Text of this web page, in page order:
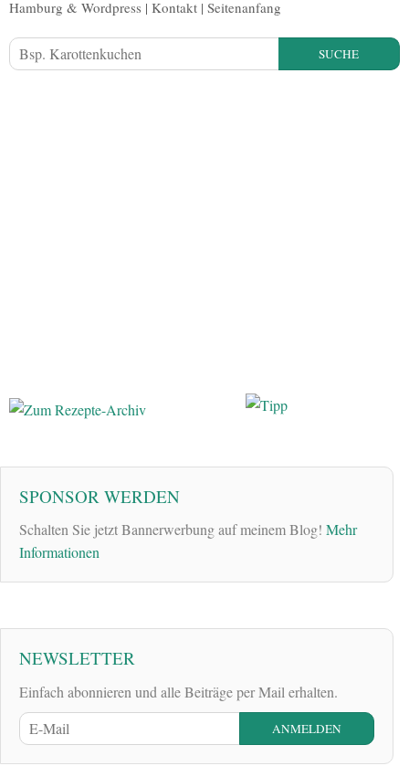
Hamburg & Wordpress | Kontakt | Seitenanfang
SUCHE
SPONSOR WERDEN
Schalten Sie jetzt Bannerwerbung auf meinem Blog! Mehr
Informationen
NEWSLETTER
Einfach abonnieren und alle Beiträge per Mail erhalten.